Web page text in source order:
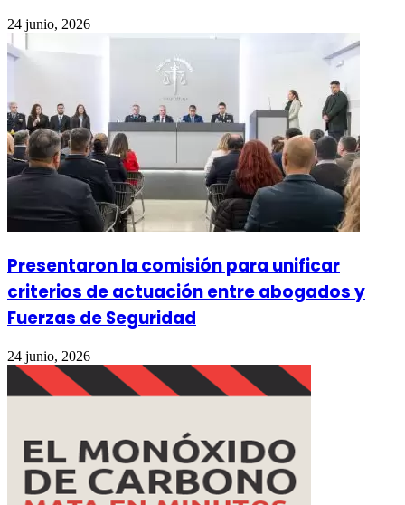
24 junio, 2026
Presentaron la comisión para unificar
criterios de actuación entre abogados y
Fuerzas de Seguridad
24 junio, 2026